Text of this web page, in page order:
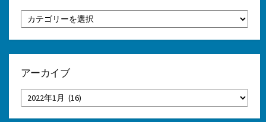
ー
ジ
送
り
テ
ゴ
アーカイブ
ア
ー
カ